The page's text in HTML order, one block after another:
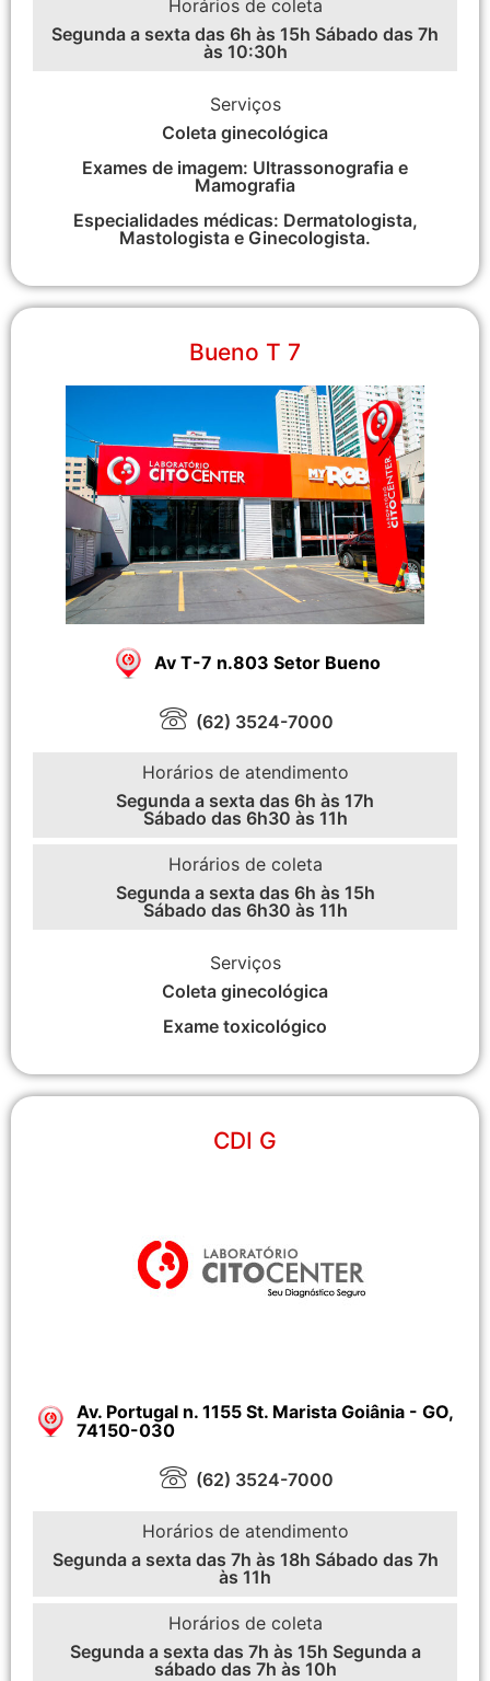
Horários de coleta
Segunda a sexta das 6h às 15h Sábado das 7h
às 10:30h
Serviços
Coleta ginecológica
Exames de imagem: Ultrassonografia e
Mamografia
Especialidades médicas: Dermatologista,
Mastologista e Ginecologista.
Bueno T 7
Av T-7 n.803 Setor Bueno
(62) 3524-7000
Horários de atendimento
Segunda a sexta das 6h às 17h
Sábado das 6h30 às 11h
Horários de coleta
Segunda a sexta das 6h às 15h
Sábado das 6h30 às 11h
Serviços
Coleta ginecológica
Exame toxicológico
CDI G
Av. Portugal n. 1155 St. Marista Goiânia - GO,
74150-030
(62) 3524-7000
Horários de atendimento
Segunda a sexta das 7h às 18h Sábado das 7h
às 11h
Horários de coleta
Segunda a sexta das 7h às 15h Segunda a
sábado das 7h às 10h